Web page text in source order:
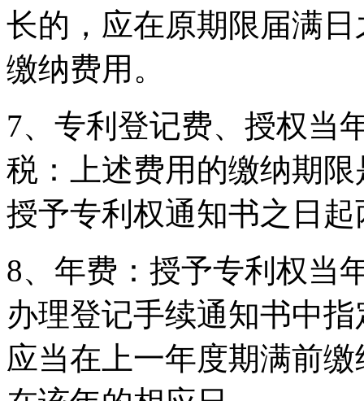
长的，应在原期限届满
缴纳费用。
7、专利登记费、授权当
税：上述费用的缴纳期
授予专利权通知书之日
8、年费：授予专利权当
办理登记手续通知书中
应当在上一年度期满前